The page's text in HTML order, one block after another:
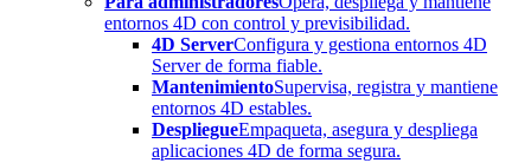
entornos 4D con control y previsibilidad.
4D ServerConfigura y gestiona entornos 4D
Server de forma fiable.
MantenimientoSupervisa, registra y mantiene
entornos 4D estables.
DespliegueEmpaqueta, asegura y despliega
aplicaciones 4D de forma segura.